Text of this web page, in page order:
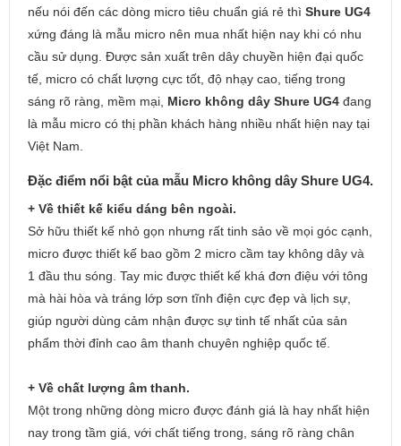
nếu nói đến các dòng micro tiêu chuẩn giá rẻ thì Shure UG4
xứng đáng là mẫu micro nên mua nhất hiện nay khi có nhu
cầu sử dụng. Được sản xuất trên dây chuyền hiện đại quốc
tế, micro có chất lượng cực tốt, độ nhạy cao, tiếng trong
sáng rõ ràng, mềm mại, Micro không dây Shure UG4 đang
là mẫu micro có thị phần khách hàng nhiều nhất hiện nay tại
Việt Nam.
Đặc điểm nổi bật của mẫu Micro không dây Shure UG4.
+ Về thiết kế kiểu dáng bên ngoài.
Sở hữu thiết kế nhỏ gọn nhưng rất tinh sảo về mọi góc cạnh,
micro được thiết kế bao gồm 2 micro cầm tay không dây và
1 đầu thu sóng. Tay mic được thiết kế khá đơn điệu với tông
mà hài hòa và tráng lớp sơn tĩnh điện cực đẹp và lịch sự,
giúp người dùng cảm nhận được sự tinh tế nhất của sản
phẩm thời đỉnh cao âm thanh chuyên nghiệp quốc tế.
+ Về chất lượng âm thanh.
Một trong những dòng micro được đánh giá là hay nhất hiện
nay trong tầm giá, với chất tiếng trong, sáng rõ ràng chân